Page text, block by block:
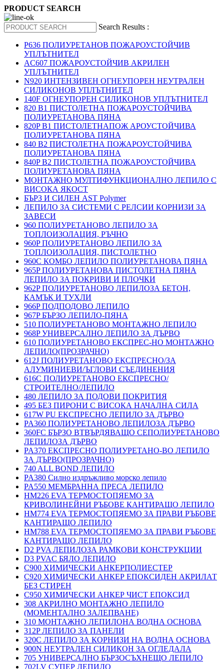
PRODUCT SEARCH
Search Results :
P636 ПОЛИУРЕТАНОВ ПОЖАРОУСТОЙЧИВ
УПЛЪТНИТЕЛ
AC607 ПОЖАРОУСТОЙЧИВ АКРИЛЕН
УПЛЪТНИТЕЛ
N920 ИНТЕНЗИВЕН ОГНЕУПОРЕН НЕУТРАЛЕН
СИЛИКОНОВ УПЛЪТНИТЕЛ
140F ОГНЕУПОРЕН СИЛИКОНОВ УПЛЪТНИТЕЛ
820 B1 ПИСТОЛЕТНА ПОЖАРОУСТОЙЧИВА
ПОЛИУРЕТАНОВА ПЯНА
820P B1 ПИСТОЛЕТНАПОЖ АРОУСТОЙЧИВА
ПОЛИУРЕТАНОВА ПЯНА
840 B2 ПИСТОЛЕТНА ПОЖАРОУСТОЙЧИВА
ПОЛИУРЕТАНОВА ПЯНА
840P B2 ПИСТОЛЕТНА ПОЖАРОУСТОЙЧИВА
ПОЛИУРЕТАНОВА ПЯНА
МОНТАЖНО МУЛТИФУНКЦИОНАЛНО ЛЕПИЛО С
ВИСОКА ЯКОСТ
БЪРЗ И СИЛЕН AST Polymer
ЛЕПИЛО ЗА СИСТЕМИ С РЕЛСИИ КОРНИЗИ ЗА
ЗАВЕСИ
960 ПОЛИУРЕТАНОВО ЛЕПИЛО ЗА
ТОПЛОИЗОЛАЦИЯ, РЪЧНО
960P ПОЛИУРЕТАНОВО ЛЕПИЛО ЗА
ТОПЛОИЗОЛАЦИЯ, ПИСТОЛЕТНО
960C КОМБО ЛЕПИЛО ПОЛИУРЕТАНОВА ПЯНА
965P ПОЛИУРЕТАНОВА ПИСТОЛЕТНА ПЯНА
ЛЕПИЛО ЗА ПОКРИВИ И ПЛОЧКИ
962P ПОЛИУРЕТАНОВО ЛЕПИЛОЗА БЕТОН,
КАМЪК И ТУХЛИ
966P ПОДПОДОВО ЛЕПИЛО
967P БЪРЗО ЛЕПИЛО-ПЯНА
510 ПОЛИУРЕТАНОВО МОНТАЖНО ЛЕПИЛО
968P УНИВЕРСАЛНО ЛЕПИЛО ЗА ДЪРВО
610 ПОЛИУРЕТАНОВО ЕКСПРЕС-НО МОНТАЖНО
ЛЕПИЛО(ПРОЗРАЧНО)
612J ПОЛИУРЕТАНОВО ЕКСПРЕСНО/ЗА
АЛУМИНИЕВИ/ЪГЛОВИ СЪЕДИНЕНИЯ
616C ПОЛИУРЕТАНОВО ЕКСПРЕСНО/
СТРОИТЕЛНО/ЛЕПИЛО
480 ЛЕПИЛО ЗА ПОДОВИ ПОКРИТИЯ
495 БЕЗ ПИРОНИ С ВИСОКА НАЧАЛНА СИЛА
617W PU ЕКСПРЕСНО ЛЕПИЛО ЗА ДЪРВО
PA360 ПОЛИУРЕТАНОВО ЛЕПИЛОЗА ДЪРВО
360FC БЪРЗО ВТВЪРДЯВАЩО СЕПОЛИУРЕТАНОВО
ЛЕПИЛОЗА ДЪРВО
PA370 ЕКСПРЕСНО ПОЛИУРЕТАНО-ВО ЛЕПИЛО
ЗА ДЪРВО(ПРОЗРАЧНО)
740 ALL BOND ЛЕПИЛО
PA380 Силно издръжливо морско лепило
PA550 МЕМБРАННА ПРЕСА ЛЕПИЛО
HM226 EVA ТЕРМОСТОПЯЕМО ЗА
КРИВОЛИНЕЙНИ РЪБОВЕ КАНТИРАЩО ЛЕПИЛО
HM774 EVA ТЕРМОСТОПЯЕМО ЗА ПРАВИ РЪБОВЕ
КАНТИРАЩО ЛЕПИЛО
HM788 EVA ТЕРМОСТОПЯЕМО ЗА ПРАВИ РЪБОВЕ
КАНТИРАЩО ЛЕПИЛО
D2 PVA ЛЕПИЛОЗА РАМКОВИ КОНСТРУКЦИИ
D3 PVAC БЯЛО ЛЕПИЛО
C900 ХИМИЧЕСКИ АНКЕРПОЛИЕСТЕP
C920 ХИМИЧЕСКИ АНКЕР ЕПОКСИДЕН АКРИЛАТ
БЕЗ СТИРЕН
C950 ХИМИЧЕСКИ АНКЕР ЧИСТ ЕПОКСИД
308 АКРИЛНО МОНТАЖНО ЛЕПИЛО
(МОМЕНТАЛНО ЗАЛЕПВАНЕ)
310 МОНТАЖНО ЛЕПИЛОНА ВОДНА ОСНОВА
312P ЛЕПИЛО ЗА ПАНЕЛИ
320C ЛЕПИЛО ЗА КОРНИЗИ НА ВОДНА ОСНОВА
900N НЕУТРАЛЕН СИЛИКОН ЗА ОГЛЕДАЛА
705 УНИВЕРСАЛНО БЪРЗОСЪХНЕЩО ЛЕПИЛО
702LV СУПЕР ЛЕПИЛО